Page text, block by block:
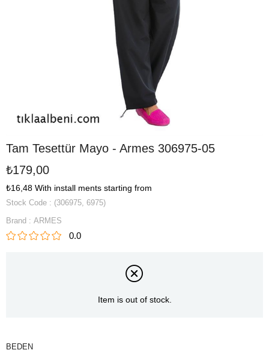
Tam Tesettür Mayo - Armes 306975-05
₺179,00
₺16,48 With install ments starting from
Stock Code
(306975, 6975)
Brand : ARMES
0.0
Item is out of stock.
BEDEN